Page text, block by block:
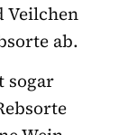
Veilchen
ab.
sogar